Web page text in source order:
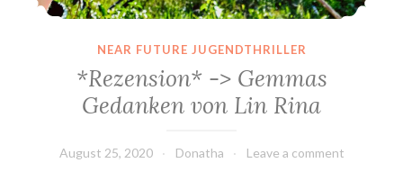
NEAR FUTURE JUGENDTHRILLER
*Rezension* -> Gemmas
Gedanken von Lin Rina
August 25, 2020 Donatha Leave a comment